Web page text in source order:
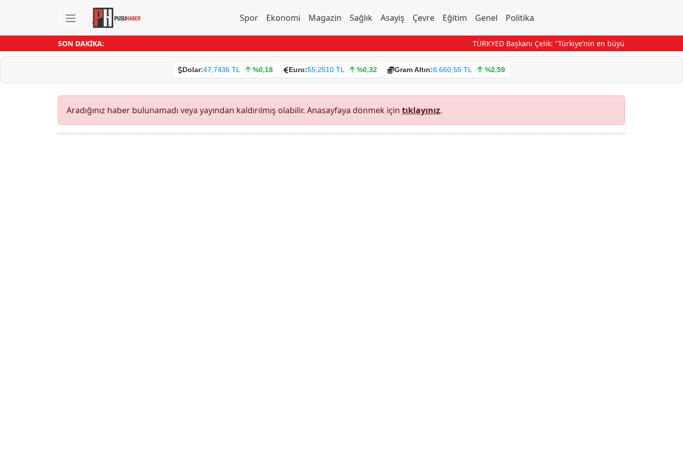
Spor Ekonomi Magazin Sağlık Asayiş Çevre Eğitim Genel Politika
SON DAKİKA: TÜRKYED Başkanı Çelik: "Türkiye’nin en büyük gücü birlik
Dolar:47,7436 TL %0,18 Euro:55,2510 TL %0,32 Gram Altın:6.660,55 TL %2,59
Aradığınız haber bulunamadı veya yayından kaldırılmış olabilir. Anasayfaya dönmek için tıklayınız.